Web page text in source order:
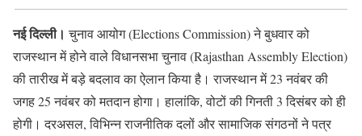
नई दिल्ली। चुनाव आयोग (Elections Commission) ने बुधवार को
राजस्थान में होने वाले विधानसभा चुनाव (Rajasthan Assembly Election)
की तारीख में बड़े बदलाव का ऐलान किया है। राजस्थान में 23 नवंबर की
जगह 25 नवंबर को मतदान होगा। हालांकि, वोटों की गिनती 3 दिसंबर को ही
होगी। दरअसल, विभिन्न राजनीतिक दलों और सामाजिक संगठनों ने पत्र